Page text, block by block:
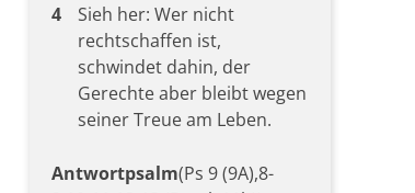
4
Sieh her: Wer nicht
rechtschaffen ist,
schwindet dahin, der
Gerechte aber bleibt wegen
seiner Treue am Leben.
Antwortpsalm(Ps 9 (9A),8-